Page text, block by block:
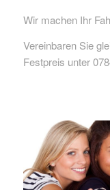
Wir machen Ihr
Vereinbaren Sie
Festpreis unter